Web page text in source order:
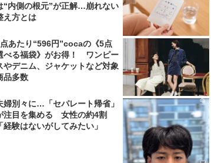
“内側の根元”が正解…崩れない
え方とは
あたり“596円”cocaの《5点
べる福袋》がお得！ ワンピー
やデニム、ジャケットなど対象
品多数
婦別々に…「セパレート帰省」
注目を集める 女性の約4割
「経験はないがしてみたい」